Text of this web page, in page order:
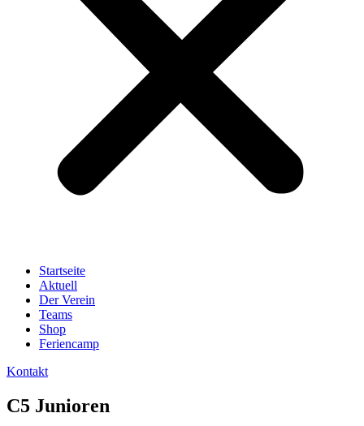
Startseite
Aktuell
Der Verein
Teams
Shop
Feriencamp
Kontakt
C5 Junioren